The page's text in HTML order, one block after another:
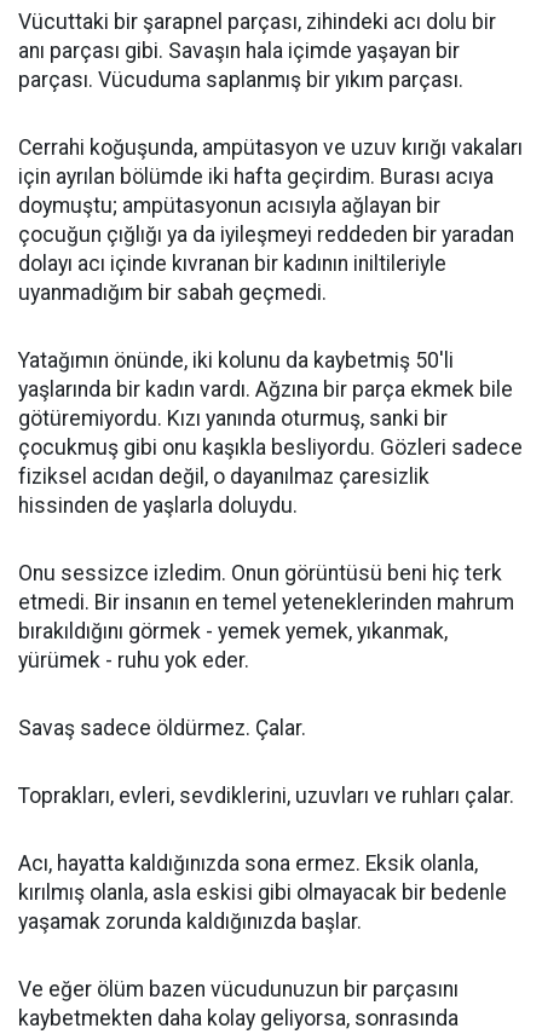
Vücuttaki bir şarapnel parçası, zihindeki acı dolu bir
anı parçası gibi. Savaşın hala içimde yaşayan bir
parçası. Vücuduma saplanmış bir yıkım parçası.
Cerrahi koğuşunda, ampütasyon ve uzuv kırığı vakaları
için ayrılan bölümde iki hafta geçirdim. Burası acıya
doymuştu; ampütasyonun acısıyla ağlayan bir
çocuğun çığlığı ya da iyileşmeyi reddeden bir yaradan
dolayı acı içinde kıvranan bir kadının iniltileriyle
uyanmadığım bir sabah geçmedi.
Yatağımın önünde, iki kolunu da kaybetmiş 50'li
yaşlarında bir kadın vardı. Ağzına bir parça ekmek bile
götüremiyordu. Kızı yanında oturmuş, sanki bir
çocukmuş gibi onu kaşıkla besliyordu. Gözleri sadece
fiziksel acıdan değil, o dayanılmaz çaresizlik
hissinden de yaşlarla doluydu.
Onu sessizce izledim. Onun görüntüsü beni hiç terk
etmedi. Bir insanın en temel yeteneklerinden mahrum
bırakıldığını görmek - yemek yemek, yıkanmak,
yürümek - ruhu yok eder.
Savaş sadece öldürmez. Çalar.
Toprakları, evleri, sevdiklerini, uzuvları ve ruhları çalar.
Acı, hayatta kaldığınızda sona ermez. Eksik olanla,
kırılmış olanla, asla eskisi gibi olmayacak bir bedenle
yaşamak zorunda kaldığınızda başlar.
Ve eğer ölüm bazen vücudunuzun bir parçasını
kaybetmekten daha kolay geliyorsa, sonrasında